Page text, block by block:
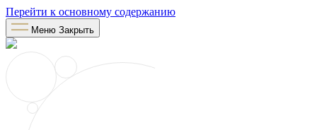
Перейти к основному содержанию
Меню Закрыть